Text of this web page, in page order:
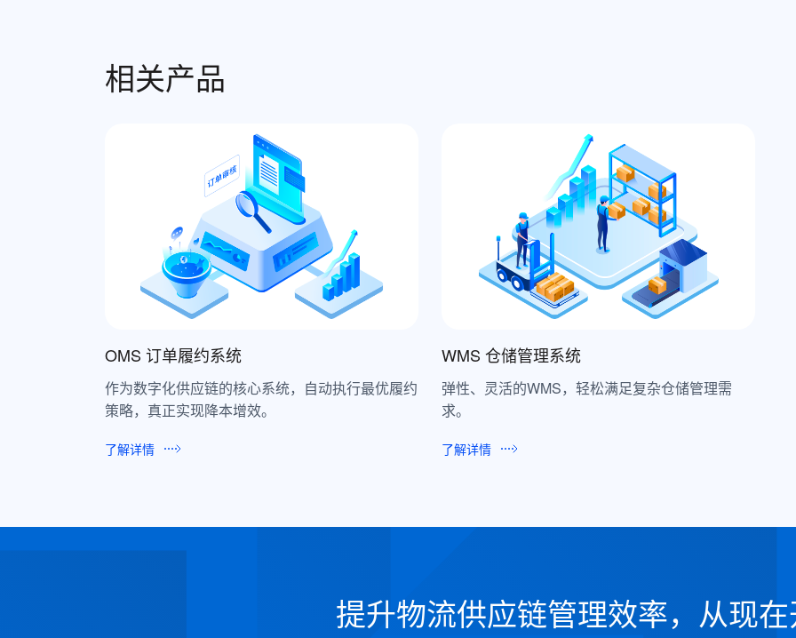
相关产品
OMS 订单履约系统
作为数字化供应链的核心系统，自动执行最优履约
策略，真正实现降本增效。
了解详情
WMS 仓储管理系统
弹性、灵活的WMS，轻松满足复杂仓储管理需
求。
了解详情
提升物流供应链管理效率，从现